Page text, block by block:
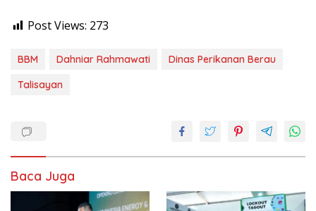
Post Views: 273
BBM Dahniar Rahmawati
Dinas Perikanan Berau
Talisayan
Baca Juga